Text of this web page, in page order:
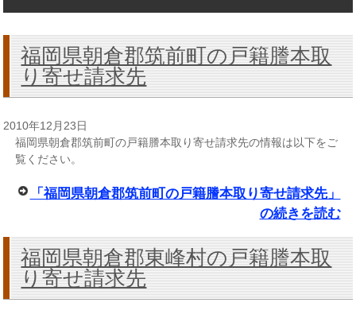
福岡県朝倉郡筑前町の戸籍謄本取
り寄せ請求先
2010年12月23日
福岡県朝倉郡筑前町の戸籍謄本取り寄せ請求先の情報は以下をご
覧ください。
「福岡県朝倉郡筑前町の戸籍謄本取り寄せ請求先」
の続きを読む
福岡県朝倉郡東峰村の戸籍謄本取
り寄せ請求先